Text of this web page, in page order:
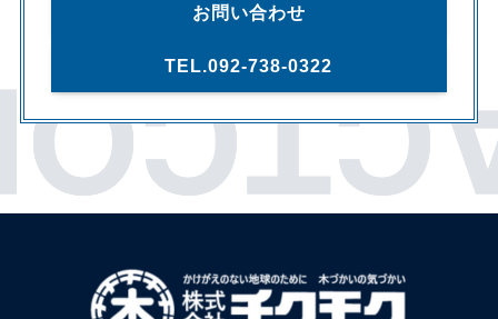
お問い合わせ
TEL.092-738-0322